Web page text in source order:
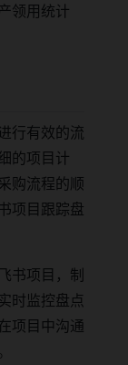
领用统计
行有效的流
的项目计
购流程的顺
项目跟踪盘
书项目，制
时监控盘点
项目中沟通